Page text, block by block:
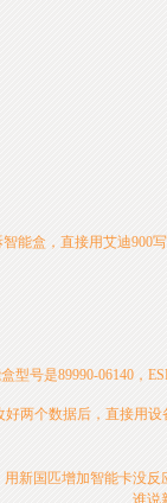
能盒，直接用艾迪900
号是89990-06140，
好两个数据后，直接用设
新国匹增加智能卡没
谁说